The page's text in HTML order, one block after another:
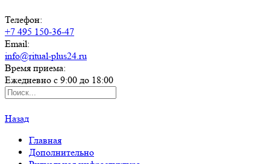
Телефон:
+7 495 150-36-47
Email:
info@ritual-plus24.ru
Время приема:
Ежедневно с 9:00 до 18:00
Назад
Главная
Дополнительно